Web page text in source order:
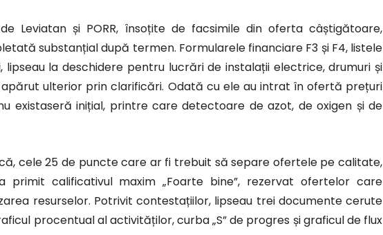
Leviatan și PORR, însoțite de facsimile din oferta câștigătoare,
substanțial după termen. Formularele financiare F3 și F4, listele
la deschidere pentru lucrări de instalații electrice, drumuri și
ulterior prin clarificări. Odată cu ele au intrat în ofertă prețuri
existaseră inițial, printre care detectoare de azot, de oxigen și de
cele 25 de puncte care ar fi trebuit să separe ofertele pe calitate,
primit calificativul maxim „Foarte bine”, rezervat ofertelor care
resurselor. Potrivit contestațiilor, lipseau trei documente cerute
procentual al activităților, curba „S” de progres și graficul de flux